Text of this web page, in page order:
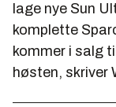
lage nye Sun
komplette
kommer i salg
høsten, skriver